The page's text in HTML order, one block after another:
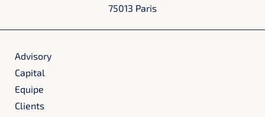
75013 Paris
Advisory
Capital
Equipe
Clients